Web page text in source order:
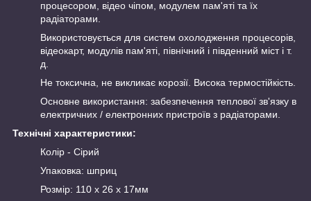
процесором, відео чіпом, модулем пам'яті та їх
радіаторами.
Використовується для систем охолодження процесорів,
відеокарт, модулів пам'яті, північний і південний міст і т.
д.
Не токсична, не викликає корозії. Висока термостійкість.
Основне використання: забезпечення теплової зв'язку в
електричних / електронних пристроїв з радіаторами.
Технічні характеристики:
Колір - Сірий
Упаковка: шприц
Розмір: 110 х 26 х 17мм